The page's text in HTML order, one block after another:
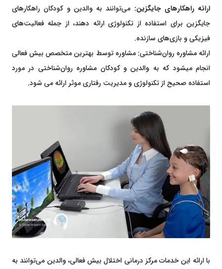
ارائه راهکارهای جایگزین: می‌توانند به والدین و کودکان راهکارهای
جایگزین برای استفاده از تکنولوژی ارائه دهند، از جمله فعالیت‌های
فیزیکی و بازی‌های سازنده.
ارائه مشاوره روان‌شناختی: مشاوره توسط بهترین متخصص بیش فعالی
انجام میشود که به والدین و کودکان مشاوره روان‌شناختی در مورد
استفاده صحیح از تکنولوژی و مدیریت رفتاری موثر ارائه می شود.
با ارائه این خدمات مرکز درمانی اختلال بیش فعالی، والدین می‌توانند به